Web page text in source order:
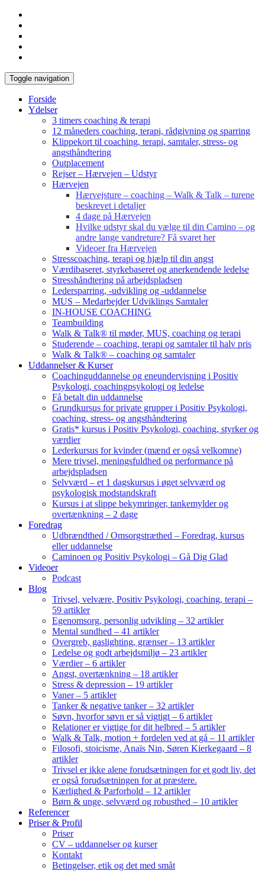
Toggle navigation
Forside
Ydelser
3 timers coaching & terapi
12 måneders coaching, terapi, rådgivning og sparring
Klippekort til coaching, terapi, samtaler, stress- og
angsthåndtering
Outplacement
Rejser – Hærvejen – Udstyr
Hærvejen
Hærvejsture – coaching – Walk & Talk – turene
beskrevet i detaljer
4 dage på Hærvejen
Hvilke udstyr skal du vælge til din Camino – og
andre lange vandreture? Få svaret her
Videoer fra Hærvejen
Stresscoaching, terapi og hjælp til din angst
Værdibaseret, styrkebaseret og anerkendende ledelse
Stresshåndtering på arbejdspladsen
Ledersparring, -udvikling og -uddannelse
MUS – Medarbejder Udviklings Samtaler
IN-HOUSE COACHING
Teambuilding
Walk & Talk® til møder, MUS, coaching og terapi
Studerende – coaching, terapi og samtaler til halv pris
Walk & Talk® – coaching og samtaler
Uddannelser & Kurser
Coachinguddannelse og eneundervisning i Positiv
Psykologi, coachingpsykologi og ledelse
Få betalt din uddannelse
Grundkursus for private grupper i Positiv Psykologi,
coaching, stress- og angsthåndtering
Gratis* kursus i Positiv Psykologi, coaching, styrker og
værdier
Lederkursus for kvinder (mænd er også velkomne)
Mere trivsel, meningsfuldhed og performance på
arbejdspladsen
Selvværd – et 1 dagskursus i øget selvværd og
psykologisk modstandskraft
Kursus i at slippe bekymringer, tankemylder og
overtænkning – 2 dage
Foredrag
Udbrændthed / Omsorgstræthed – Foredrag, kursus
eller uddannelse
Caminoen og Positiv Psykologi – Gå Dig Glad
Videoer
Podcast
Blog
Trivsel, velvære, Positiv Psykologi, coaching, terapi –
59 artikler
Egenomsorg, personlig udvikling – 32 artikler
Mental sundhed – 41 artikler
Overgreb, gaslighting, grænser – 13 artikler
Ledelse og godt arbejdsmiljø – 23 artikler
Værdier – 6 artikler
Angst, overtænkning – 18 artikler
Stress & depression – 19 artikler
Vaner – 5 artikler
Tanker & negative tanker – 32 artikler
Søvn, hvorfor søvn er så vigtigt – 6 artikler
Relationer er vigtige for dit helbred – 5 artikler
Walk & Talk, motion + fordelen ved at gå – 11 artikler
Filosofi, stoicisme, Anaïs Nin, Søren Kierkegaard – 8
artikler
Trivsel er ikke alene forudsætningen for et godt liv, det
er også forudsætningen for at præstere.
Kærlighed & Parforhold – 12 artikler
Børn & unge, selvværd og robusthed – 10 artikler
Referencer
Priser & Profil
Priser
CV – uddannelser og kurser
Kontakt
Betingelser, etik og det med småt